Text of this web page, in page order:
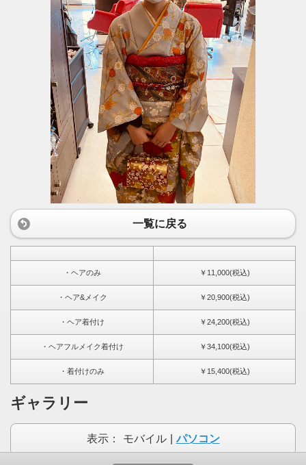
一覧に戻る
・ヘアのみ ￥11,000(税込)
・ヘア&メイク ￥20,900(税込)
・ヘア着付け ￥24,200(税込)
・ヘアフルメイク着付け ￥34,100(税込)
・着付けのみ ￥15,400(税込)
ギャラリー
表示： モバイル パソコン